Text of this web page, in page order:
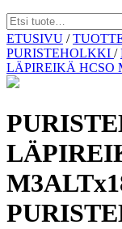
Skip
to
content
ETUSIVU /
PURISTEHOLKKI /
LÄPIREIKÄ HCSO